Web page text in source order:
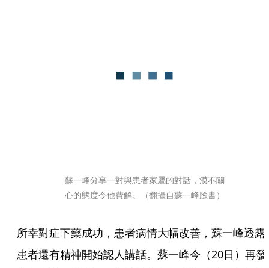
蘇一峰分享一對與患者家屬的對話，漠不關
心的態度令他費解。（翻攝自蘇一峰臉書）
所幸對症下藥成功，患者病情大幅改善，蘇一峰透露
患者還有精神開始認人講話。蘇一峰今（20日）再發